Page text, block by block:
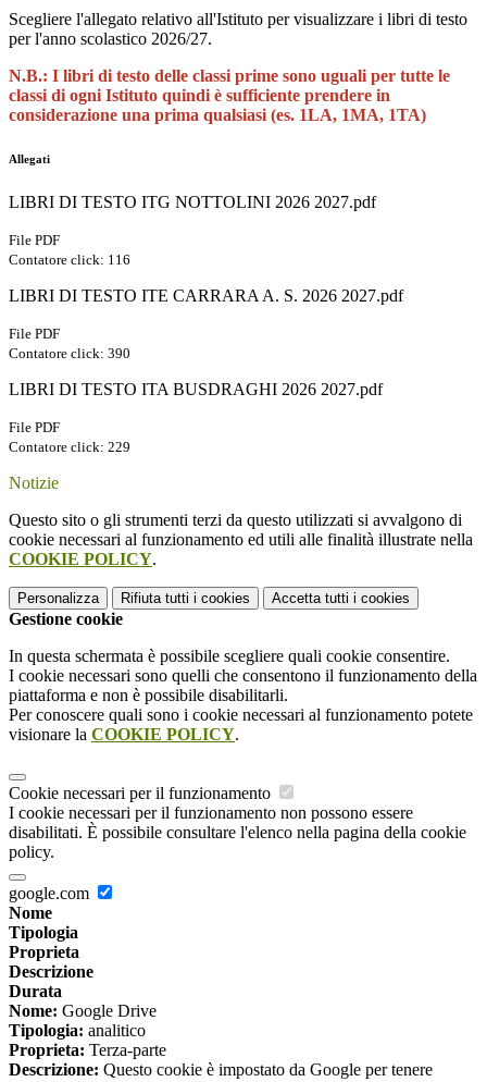
Scegliere l'allegato relativo all'Istituto per visualizzare i libri di testo
per l'anno scolastico 2026/27.
N.B.: I libri di testo delle classi prime sono uguali per tutte le
classi di ogni Istituto quindi è sufficiente prendere in
considerazione una prima qualsiasi (es. 1LA, 1MA, 1TA)
Allegati
LIBRI DI TESTO ITG NOTTOLINI 2026 2027.pdf
File PDF
Contatore click: 116
LIBRI DI TESTO ITE CARRARA A. S. 2026 2027.pdf
File PDF
Contatore click: 390
LIBRI DI TESTO ITA BUSDRAGHI 2026 2027.pdf
File PDF
Contatore click: 229
Notizie
Questo sito o gli strumenti terzi da questo utilizzati si avvalgono di
cookie necessari al funzionamento ed utili alle finalità illustrate nella
COOKIE POLICY.
Personalizza Rifiuta tutti i cookies Accetta tutti i cookies
Gestione cookie
In questa schermata è possibile scegliere quali cookie consentire.
I cookie necessari sono quelli che consentono il funzionamento della
piattaforma e non è possibile disabilitarli.
Per conoscere quali sono i cookie necessari al funzionamento potete
visionare la COOKIE POLICY.
Cookie necessari per il funzionamento
I cookie necessari per il funzionamento non possono essere
disabilitati. È possibile consultare l'elenco nella pagina della cookie
policy.
google.com
Nome
Tipologia
Proprieta
Descrizione
Durata
Nome: Google Drive
Tipologia: analitico
Proprieta: Terza-parte
Descrizione: Questo cookie è impostato da Google per tenere